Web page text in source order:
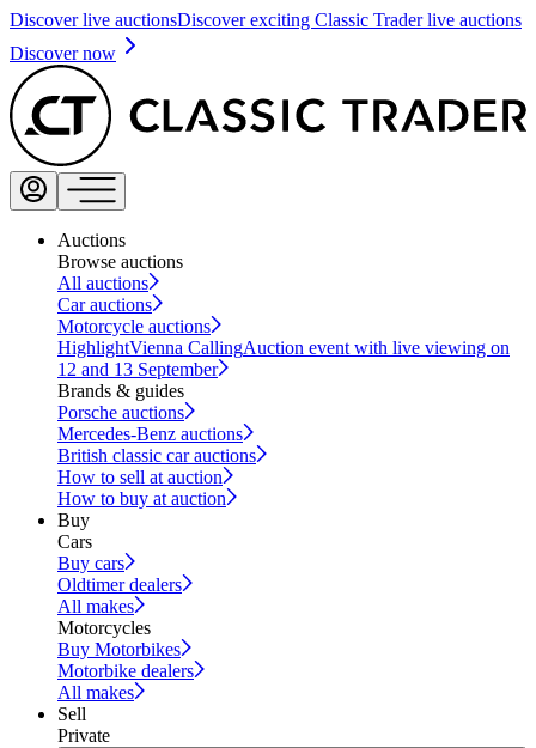
Discover live auctionsDiscover exciting Classic Trader live auctions
Discover now
Auctions
Browse auctions
All auctions
Car auctions
Motorcycle auctions
HighlightVienna CallingAuction event with live viewing on
12 and 13 September
Brands & guides
Porsche auctions
Mercedes-Benz auctions
British classic car auctions
How to sell at auction
How to buy at auction
Buy
Cars
Buy cars
Oldtimer dealers
All makes
Motorcycles
Buy Motorbikes
Motorbike dealers
All makes
Sell
Private